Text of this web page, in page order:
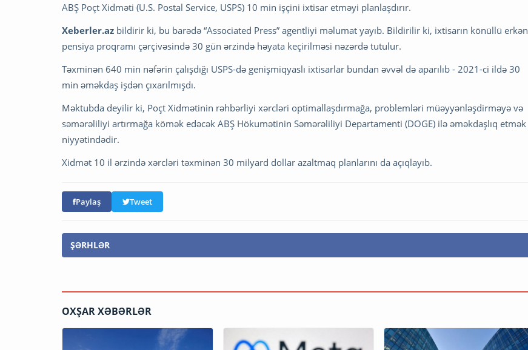
ABŞ Poçt Xidməti (U.S. Postal Service, USPS) 10 min işçini ixtisar etməyi planlaşdırır.
Xeberler.az bildirir ki, bu barədə “Associated Press” agentliyi məlumat yayıb. Bildirilir ki, ixtisarın könüllü erkən
pensiya proqramı çərçivəsində 30 gün ərzində həyata keçirilməsi nəzərdə tutulur.
Təxminən 640 min nəfərin çalışdığı USPS-də genişmiqyaslı ixtisarlar bundan əvvəl də aparılıb - 2021-ci ildə 30
min əməkdaş işdən çıxarılmışdı.
Məktubda deyilir ki, Poçt Xidmətinin rəhbərliyi xərcləri optimallaşdırmağa, problemləri müəyyənləşdirməyə və
səmərəliliyi artırmağa kömək edəcək ABŞ Hökumətinin Səmərəliliyi Departamenti (DOGE) ilə əməkdaşlıq etmək
niyyətindədir.
Xidmət 10 il ərzində xərcləri təxminən 30 milyard dollar azaltmaq planlarını da açıqlayıb.
Paylaş Tweet
ŞƏRHLƏR
OXŞAR XƏBƏRLƏR